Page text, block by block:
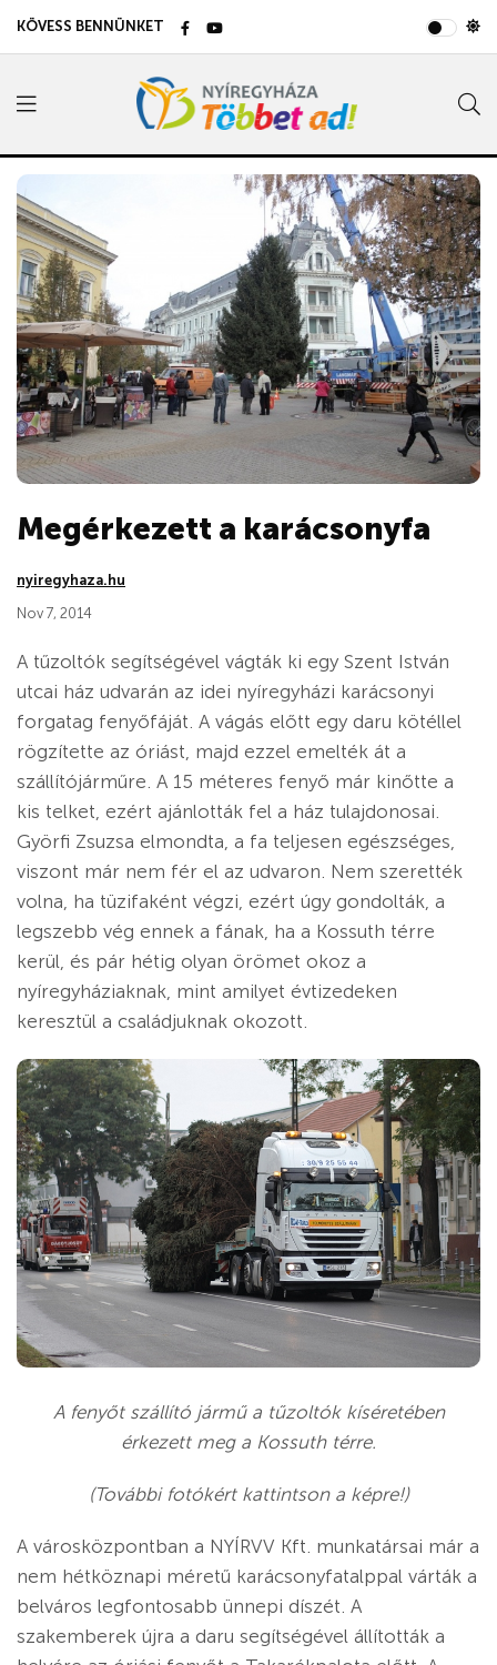
KÖVESS BENNÜNKET
Megérkezett a karácsonyfa
nyiregyhaza.hu
Nov 7, 2014
A tűzoltók segítségével vágták ki egy Szent István
utcai ház udvarán az idei nyíregyházi karácsonyi
forgatag fenyőfáját. A vágás előtt egy daru kötéllel
rögzítette az óriást, majd ezzel emelték át a
szállítójárműre. A 15 méteres fenyő már kinőtte a
kis telket, ezért ajánlották fel a ház tulajdonosai.
Györfi Zsuzsa elmondta, a fa teljesen egészséges,
viszont már nem fér el az udvaron. Nem szerették
volna, ha tüzifaként végzi, ezért úgy gondolták, a
legszebb vég ennek a fának, ha a Kossuth térre
kerül, és pár hétig olyan örömet okoz a
nyíregyháziaknak, mint amilyet évtizedeken
keresztül a családjuknak okozott.
A fenyőt szállító jármű a tűzoltók kíséretében
érkezett meg a Kossuth térre.
(További fotókért kattintson a képre!)
A városközpontban a NYÍRVV Kft. munkatársai már a
nem hétköznapi méretű karácsonyfatalppal várták a
belváros legfontosabb ünnepi díszét. A
szakemberek újra a daru segítségével állították a